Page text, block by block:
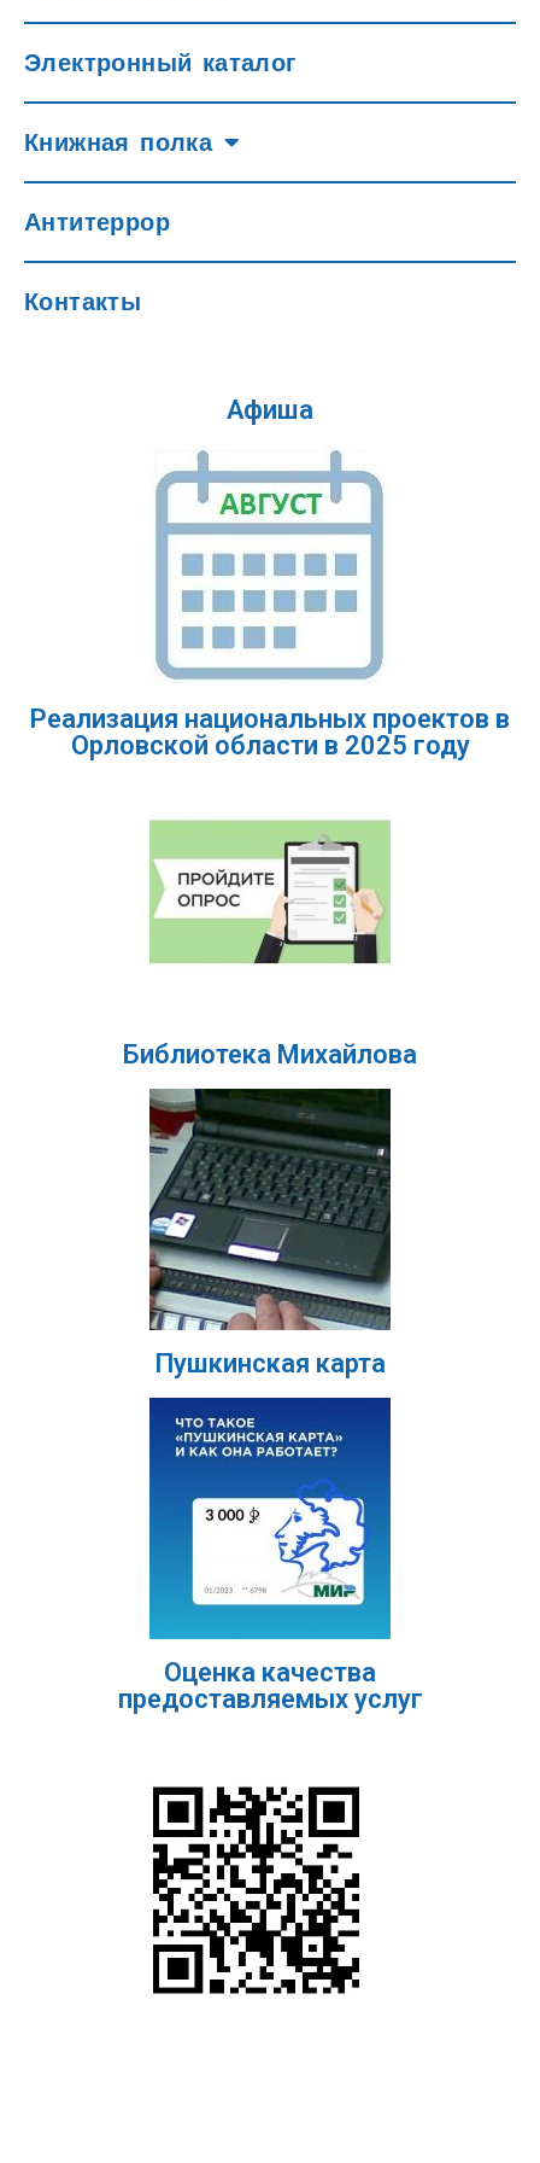
Электронный каталог
Книжная полка
Антитеррор
Контакты
Афиша
Реализация национальных проектов в
Орловской области в 2025 году
Библиотека Михайлова
Пушкинская карта
Оценка качества
предоставляемых услуг